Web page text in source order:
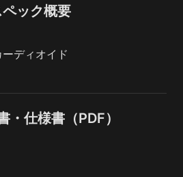
ペック概要
ーディオイド
・仕様書（PDF）